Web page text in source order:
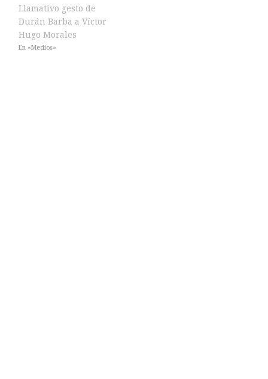
Llamativo gesto de
Durán Barba a Víctor
Hugo Morales
En «Medios»